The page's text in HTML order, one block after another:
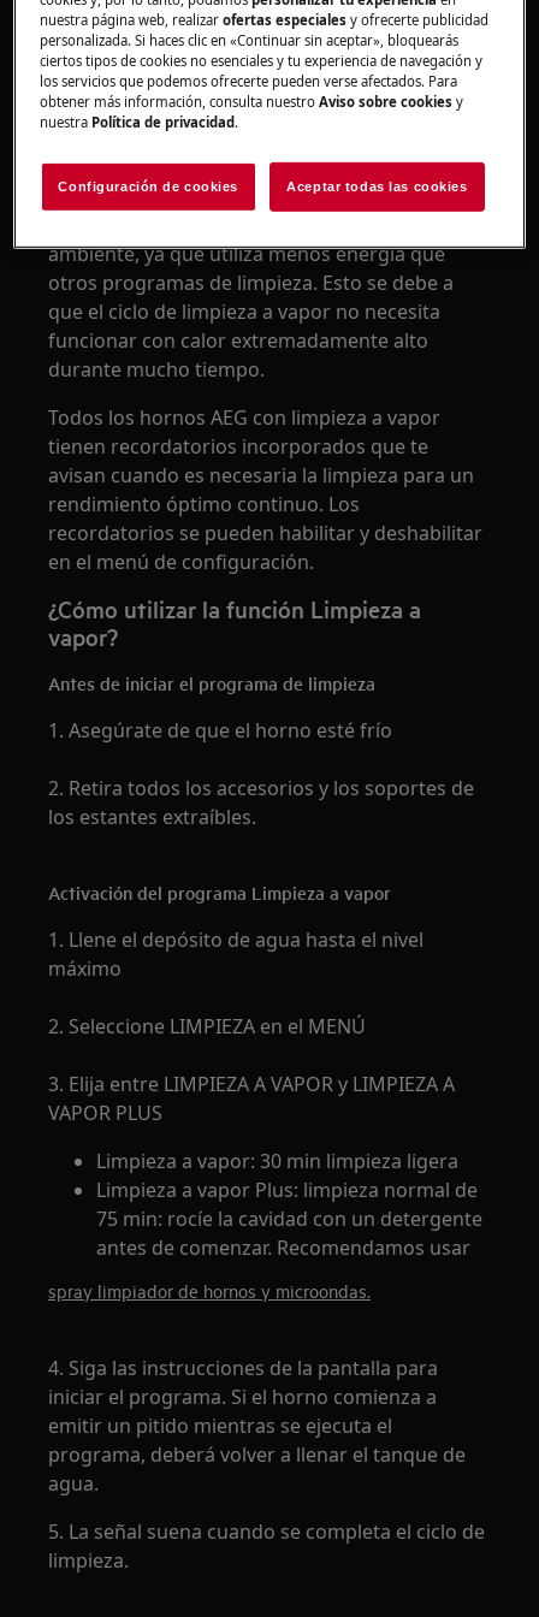
vapor, según tus necesidades: limpieza ligera o
limpieza más intensa.
Limpiar con vapor regularmente es una
excelente manera de mantener el interior de tu
horno, ya que ayuda a levantar las salpicaduras
de comida de su superficie. Además, la limpieza
ambiente, ya que utiliza menos energía que
otros programas de limpieza. Esto se debe a
que el ciclo de limpieza a vapor no necesita
funcionar con calor extremadamente alto
durante mucho tiempo.
Todos los hornos AEG con limpieza a vapor
tienen recordatorios incorporados que te
avisan cuando es necesaria la limpieza para un
rendimiento óptimo continuo. Los
recordatorios se pueden habilitar y deshabilitar
en el menú de configuración.
¿Cómo utilizar la función Limpieza a
vapor?
Antes de iniciar el programa de limpieza
1. Asegúrate de que el horno esté frío
2. Retira todos los accesorios y los soportes de
los estantes extraíbles.
Activación del programa Limpieza a vapor
1. Llene el depósito de agua hasta el nivel
máximo
2. Seleccione LIMPIEZA en el MENÚ
3. Elija entre LIMPIEZA A VAPOR y LIMPIEZA A
VAPOR PLUS
Limpieza a vapor: 30 min limpieza ligera
Limpieza a vapor Plus: limpieza normal de
75 min: rocíe la cavidad con un detergente
antes de comenzar. Recomendamos usar
spray limpiador de hornos y microondas.
4. Siga las instrucciones de la pantalla para
iniciar el programa. Si el horno comienza a
emitir un pitido mientras se ejecuta el
programa, deberá volver a llenar el tanque de
agua.
5. La señal suena cuando se completa el ciclo de
limpieza.
nuestra página web, realizarofertas especiales y ofrecerte publicidad
personalizada. Si haces clic en «Continuar sin aceptar», bloquearás
ciertos tipos de cookies no esenciales y tu experiencia de navegación y
los servicios que podemos ofrecerte pueden verse afectados. Para
obtener más información, consulta nuestroAviso sobre cookies y
nuestra Política de privacidad .
Configuración de cookies Aceptar todas las cookies